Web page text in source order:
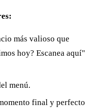
más valioso que
hoy? Escanea aquí"
menú.
final y perfecto